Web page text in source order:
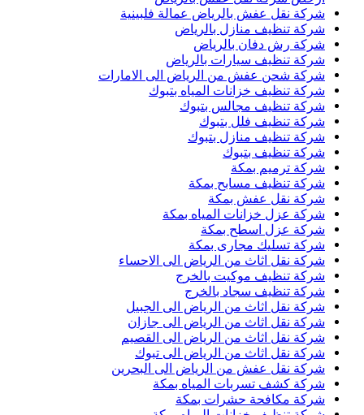
شركة نقل عفش بالرياض عمالة فلبينية
شركة تنظيف منازل بالرياض
شركة رش دفان بالرياض
شركة تنظيف سيارات بالرياض
شركة شحن عفش من الرياض الى الامارات
شركة تنظيف خزانات المياه بتبوك
شركة تنظيف مجالس بتبوك
شركة تنظيف فلل بتبوك
شركة تنظيف منازل بتبوك
شركة تنظيف بتبوك
شركة ترميم بمكة
شركة تنظيف مسابح بمكة
شركة نقل عفش بمكة
شركة عزل خزانات المياه بمكة
شركة عزل اسطح بمكة
شركة تسليك مجارى بمكة
شركة نقل اثاث من الرياض الى الاحساء
شركة تنظيف موكيت بالخرج
شركة تنظيف سجاد بالخرج
شركة نقل اثاث من الرياض الى الجبيل
شركة نقل اثاث من الرياض الى جازان
شركة نقل اثاث من الرياض الى القصيم
شركة نقل اثاث من الرياض الى تبوك
شركة نقل عفش من الرياض الى البحرين
شركة كشف تسربات المياه بمكة
شركة مكافحة حشرات بمكة